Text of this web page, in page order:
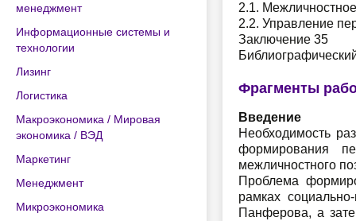
менеджмент
Информационные системы и
технологии
Лизинг
Логистика
Макроэкономика / Мировая
экономика / ВЭД
Маркетинг
Менеджмент
Микроэкономика
2.1.
2.2. Управление
Заключение 35
Фрагменты
Введение
Необходимость
формирования
межличностного
Проблема
рамках
Панферова, а